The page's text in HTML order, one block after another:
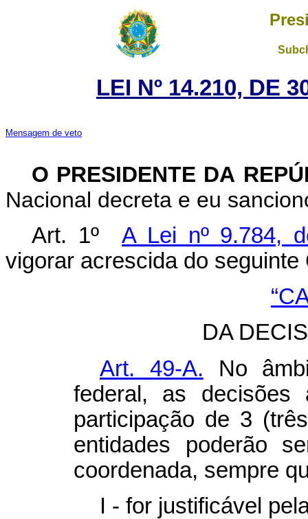
LEI Nº 14.210, DE
Mensagem de veto
O PRESIDENTE DA
Nacional decreta e eu
Art. 1ºA Lei nº 9.784,
vigorar acrescida do seguinte
DA
Art. 49-A. No
federal, as decisões
participação de 3
entidades poderão
coordenada, sempre
I - for justificável